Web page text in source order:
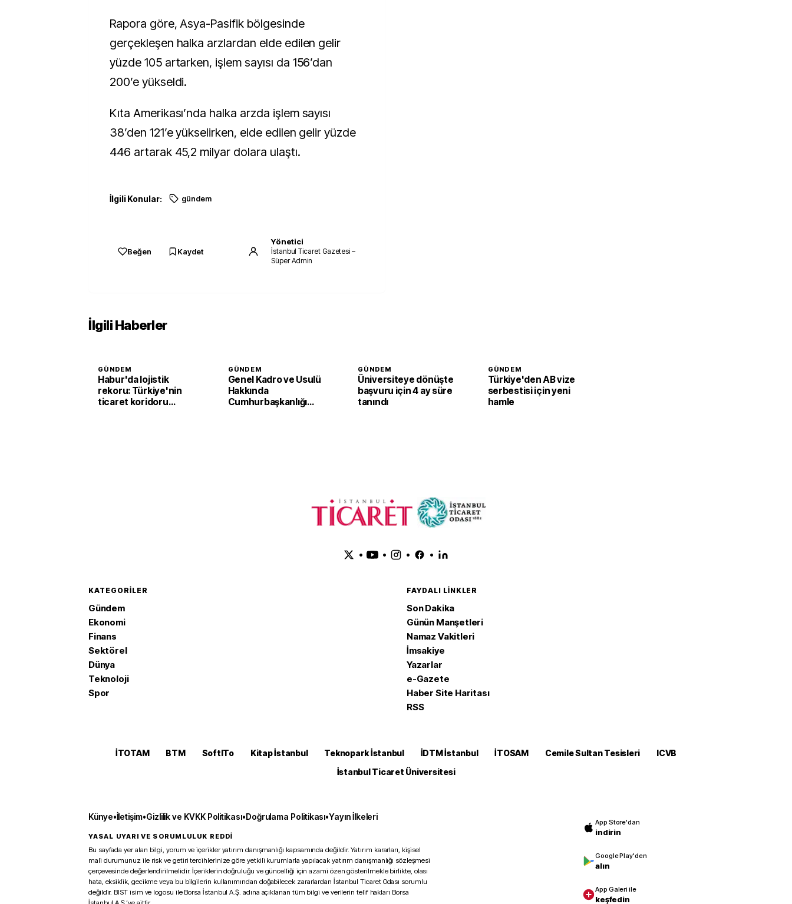
Rapora göre, Asya-Pasifik bölgesinde
gerçekleşen halka arzlardan elde edilen gelir
yüzde 105 artarken, işlem sayısı da 156’dan
200’e yükseldi.
Kıta Amerikası’nda halka arzda işlem sayısı
38’den 121’e yükselirken, elde edilen gelir yüzde
446 artarak 45,2 milyar dolara ulaştı.
İlgili Konular: gündem
Beğen Kaydet
Yönetici
İstanbul Ticaret Gazetesi –
Süper Admin
İlgili Haberler
GÜNDEM
Habur'da lojistik
rekoru: Türkiye'nin
ticaret koridoru
GÜNDEM
Genel Kadro ve Usulü
Hakkında
Cumhurbaşkanlığı
GÜNDEM
Üniversiteye dönüşte
başvuru için 4 ay süre
tanındı
GÜNDEM
Türkiye'den AB vize
serbestisi için yeni
hamle
• • • •
KATEGORILER
Gündem
Ekonomi
Finans
Sektörel
Dünya
Teknoloji
Spor
FAYDALI LINKLER
Son Dakika
Günün Manşetleri
Namaz Vakitleri
İmsakiye
Yazarlar
e-Gazete
Haber Site Haritası
RSS
İTOTAM BTM SoftITo Kitap İstanbul Teknopark İstanbul İDTM İstanbul İTOSAM Cemile Sultan Tesisleri
ICVB
İstanbul Ticaret Üniversitesi
Künye•İletişim•Gizlilik ve KVKK Politikası•Doğrulama Politikası•Yayın İlkeleri
YASAL UYARI VE SORUMLULUK REDDİ
Bu sayfada yer alan bilgi, yorum ve içerikler yatırım danışmanlığı kapsamında değildir. Yatırım kararları, kişisel
mali durumunuz ile risk ve getiri tercihlerinize göre yetkili kurumlarla yapılacak yatırım danışmanlığı sözleşmesi
çerçevesinde değerlendirilmelidir. İçeriklerin doğruluğu ve güncelliği için azami özen gösterilmekle birlikte, olası
hata, eksiklik, gecikme veya bu bilgilerin kullanımından doğabilecek zararlardan İstanbul Ticaret Odası sorumlu
değildir. BIST isim ve logosu ile Borsa İstanbul A.Ş. adına açıklanan tüm bilgi ve verilerin telif hakları Borsa
App Store'dan
indirin
Google Play'den
alın
App Galeri ile
keşfedin